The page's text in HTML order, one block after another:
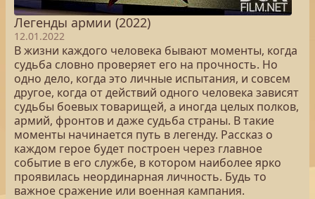
Легенды армии (2022)
12.01.2022
В жизни каждого человека бывают моменты, когда
судьба словно проверяет его на прочность. Но
одно дело, когда это личные испытания, и совсем
другое, когда от действий одного человека зависят
судьбы боевых товарищей, а иногда целых полков,
армий, фронтов и даже судьба страны. В такие
моменты начинается путь в легенду. Рассказ о
каждом герое будет построен через главное
событие в его службе, в котором наиболее ярко
проявилась неординарная личность. Будь то
важное сражение или военная кампания.